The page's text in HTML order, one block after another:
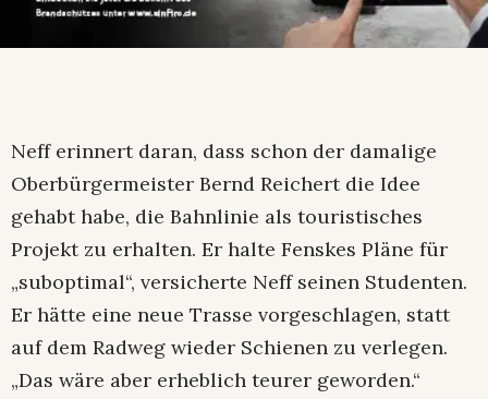
Neff erinnert daran, dass schon der damalige
Oberbürgermeister Bernd Reichert die Idee
gehabt habe, die Bahnlinie als touristisches
Projekt zu erhalten. Er halte Fenskes Pläne für
„suboptimal“, versicherte Neff seinen Studenten.
Er hätte eine neue Trasse vorgeschlagen, statt
auf dem Radweg wieder Schienen zu verlegen.
„Das wäre aber erheblich teurer geworden.“